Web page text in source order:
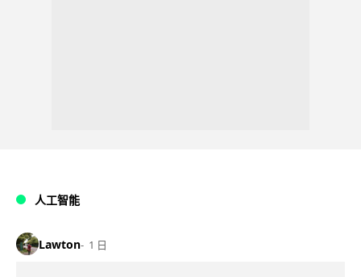
人工智能
Lawton 1 日